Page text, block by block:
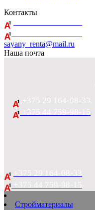
Контакты
sayany_renta@mail.ru
Наша почта
+375 29 164-08-33
+375 44 759-98-15
+375 29 164-08-33
+375 44 759-98-15
Стройматериалы